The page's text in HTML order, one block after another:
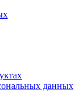
данных